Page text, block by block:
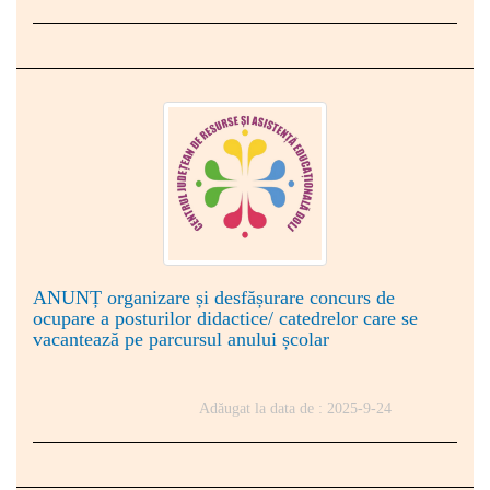
ANUNȚ organizare și desfășurare concurs de
ocupare a posturilor didactice/ catedrelor care se
vacantează pe parcursul anului școlar
Adăugat la data de : 2025-9-24